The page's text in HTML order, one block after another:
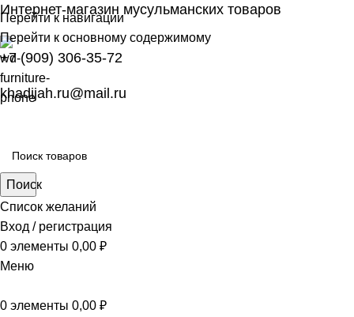
Перейти к навигации
Перейти к основному содержимому
Интернет-магазин мусульманских товаров
+7 (909) 306-35-72
khadijah.ru@mail.ru
Поиск
Список желаний
Вход / регистрация
0 элементы 0,00 ₽
Меню
0 элементы 0,00 ₽